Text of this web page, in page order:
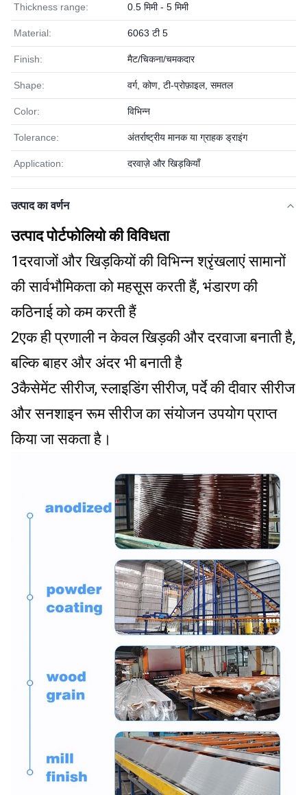
Thickness range: 0.5 मिमी - 5 मिमी
Material: 6063 टी 5
Finish: मैट/चिकना/चमकदार
Shape: वर्ग, कोण, टी-प्रोफ़ाइल, समतल
Color: विभिन्न
Tolerance: अंतर्राष्ट्रीय मानक या ग्राहक ड्राइंग
Application: दरवाज़े और खिड़कियाँ
उत्पाद का वर्णन
उत्पाद पोर्टफोलियो की विविधता
1दरवाजों और खिड़कियों की विभिन्न श्रृंखलाएं सामानों
की सार्वभौमिकता को महसूस करती हैं, भंडारण की
कठिनाई को कम करती हैं
2एक ही प्रणाली न केवल खिड़की और दरवाजा बनाती है,
बल्कि बाहर और अंदर भी बनाती है
3कैसेमेंट सीरीज, स्लाइडिंग सीरीज, पर्दे की दीवार सीरीज
और सनशाइन रूम सीरीज का संयोजन उपयोग प्राप्त
किया जा सकता है।